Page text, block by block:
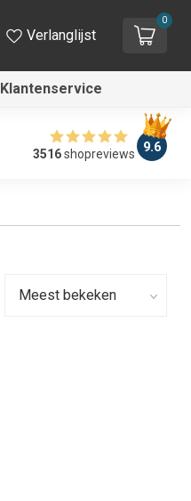
Verlanglijst
0
Klantenservice
3516shopreviews 9.6